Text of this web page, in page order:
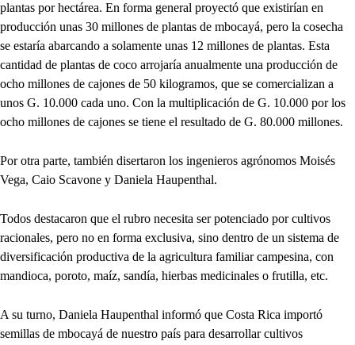
plantas por hectárea. En forma general proyectó que existirían en
producción unas 30 millones de plantas de mbocayá, pero la cosecha
se estaría abarcando a solamente unas 12 millones de plantas. Esta
cantidad de plantas de coco arrojaría anualmente una producción de
ocho millones de cajones de 50 kilogramos, que se comercializan a
unos G. 10.000 cada uno. Con la multiplicación de G. 10.000 por los
ocho millones de cajones se tiene el resultado de G. 80.000 millones.
Por otra parte, también disertaron los ingenieros agrónomos Moisés
Vega, Caio Scavone y Daniela Haupenthal.
Todos destacaron que el rubro necesita ser potenciado por cultivos
racionales, pero no en forma exclusiva, sino dentro de un sistema de
diversificación productiva de la agricultura familiar campesina, con
mandioca, poroto, maíz, sandía, hierbas medicinales o frutilla, etc.
A su turno, Daniela Haupenthal informó que Costa Rica importó
semillas de mbocayá de nuestro país para desarrollar cultivos